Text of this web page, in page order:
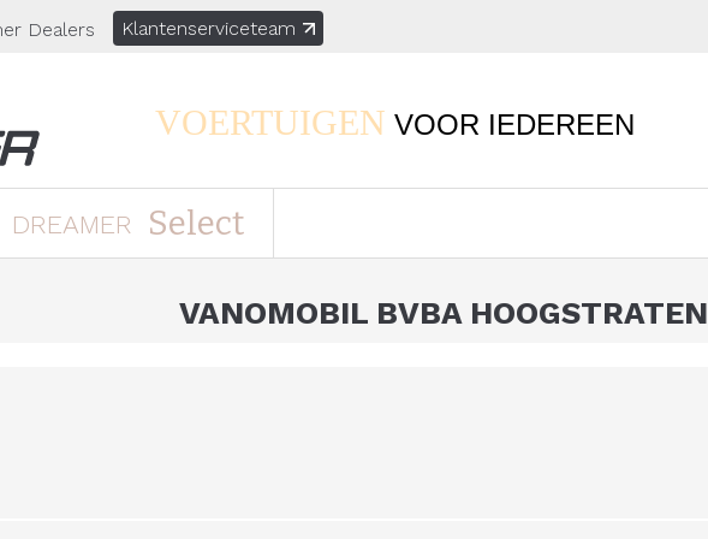
Dealers Klantenserviceteam
VOERTUIGEN VOOR IEDEREEN
DREAMER Select
VANOMOBIL BVBA HOOGSTRATEN